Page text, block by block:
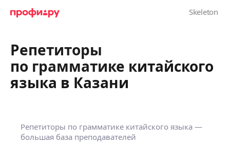
Репетиторы
по грамматике китайского
языка в Казани
Репетиторы по грамматике китайского языка —
большая база преподавателей